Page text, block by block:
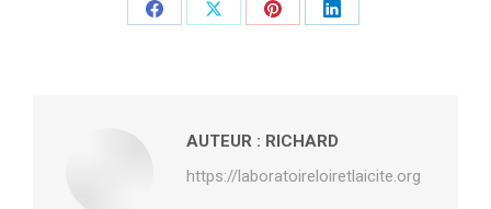
PartagerPartagerPartagerPartager
AUTEUR : RICHARD
https://laboratoireloiretlaicite.org